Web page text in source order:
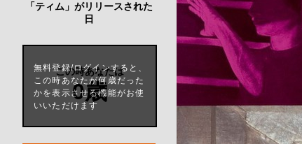
「ティム」がリリースされた
日
この時あなたは
0歳
無料登録/ログインすると、
この時あなたが何歳だった
かを表示させる機能がお使
いいただけます